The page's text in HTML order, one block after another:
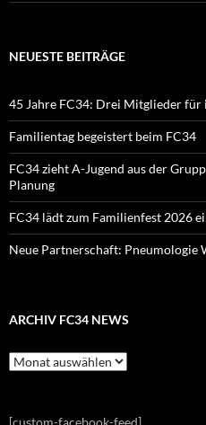
NEUESTE BEITRÄGE
45 Jahre FC34: Drei Mitglieder für
Familientag begeistert beim FC34
FC34 zieht A-Jugend aus der
Planung
FC34 lädt zum Familienfest 2026
Neue Partnerschaft: Pneumologie
ARCHIV FC34 NEWS
Archiv
FC34